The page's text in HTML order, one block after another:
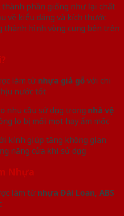
thành phần giống như lại chất
về kiểu dáng và kích thước
thành hình vòng cung bên trên
làm từ nhựa giả gỗ với chi
nước tốt
nhu cầu sử dụng trong nhà vệ
lo bị mối mọt hay ẩm mốc
kính giúp tăng không gian
năng cửa khi sử dụng
Nhựa
làm từ nhựa Đài Loan, ABS